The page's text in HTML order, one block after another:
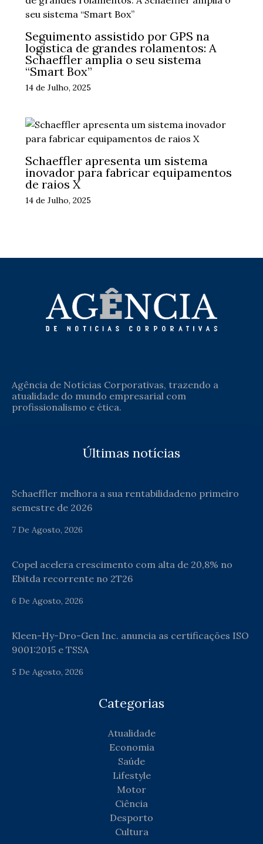
Seguimento assistido por GPS na
logística de grandes rolamentos: A
Schaeffler amplia o seu sistema
“Smart Box”
14 de Julho, 2025
Schaeffler apresenta um sistema
inovador para fabricar equipamentos
de raios X
14 de Julho, 2025
Agência de Notícias Corporativas, trazendo a
atualidade do mundo empresarial com
profissionalismo e ética.
Últimas notícias
Schaeffler melhora a sua rentabilidadeno primeiro
semestre de 2026
7 De Agosto, 2026
Copel acelera crescimento com alta de 20,8% no
Ebitda recorrente no 2T26
6 De Agosto, 2026
Kleen-Hy-Dro-Gen Inc. anuncia as certificações ISO
9001:2015 e TSSA
5 De Agosto, 2026
Categorias
Atualidade
Economia
Saúde
Lifestyle
Motor
Ciência
Desporto
Cultura